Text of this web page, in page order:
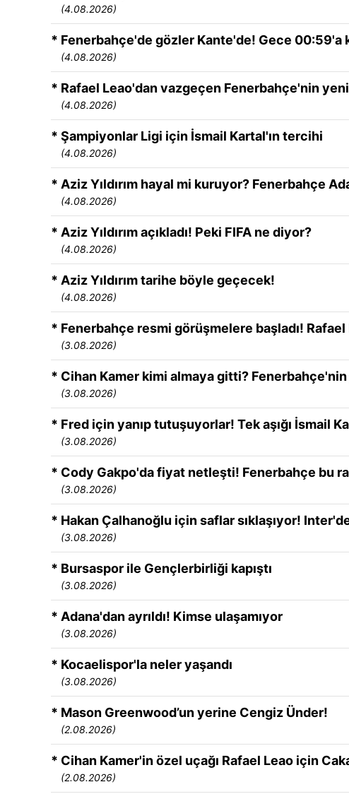
(4.08.2026)
* Fenerbahçe'de gözler Kante'de! Gece 00:59'a
(4.08.2026)
* Rafael Leao'dan vazgeçen Fenerbahçe'nin
(4.08.2026)
* Şampiyonlar Ligi için İsmail Kartal'ın tercihi
(4.08.2026)
* Aziz Yıldırım hayal mi kuruyor? Fenerbahçe
(4.08.2026)
* Aziz Yıldırım açıkladı! Peki FIFA ne diyor?
(4.08.2026)
* Aziz Yıldırım tarihe böyle geçecek!
(4.08.2026)
* Fenerbahçe resmi görüşmelere başladı!
(3.08.2026)
* Cihan Kamer kimi almaya gitti?
(3.08.2026)
* Fred için yanıp tutuşuyorlar! Tek aşığı İsmail
(3.08.2026)
* Cody Gakpo'da fiyat netleşti! Fenerbahçe bu
(3.08.2026)
* Hakan Çalhanoğlu için saflar sıklaşıyor!
(3.08.2026)
* Bursaspor ile Gençlerbirliği kapıştı
(3.08.2026)
* Adana'dan ayrıldı! Kimse ulaşamıyor
(3.08.2026)
* Kocaelispor'la neler yaşandı
(3.08.2026)
* Mason Greenwood’un yerine Cengiz Ünder!
(2.08.2026)
* Cihan Kamer'in özel uçağı Rafael Leao için
(2.08.2026)